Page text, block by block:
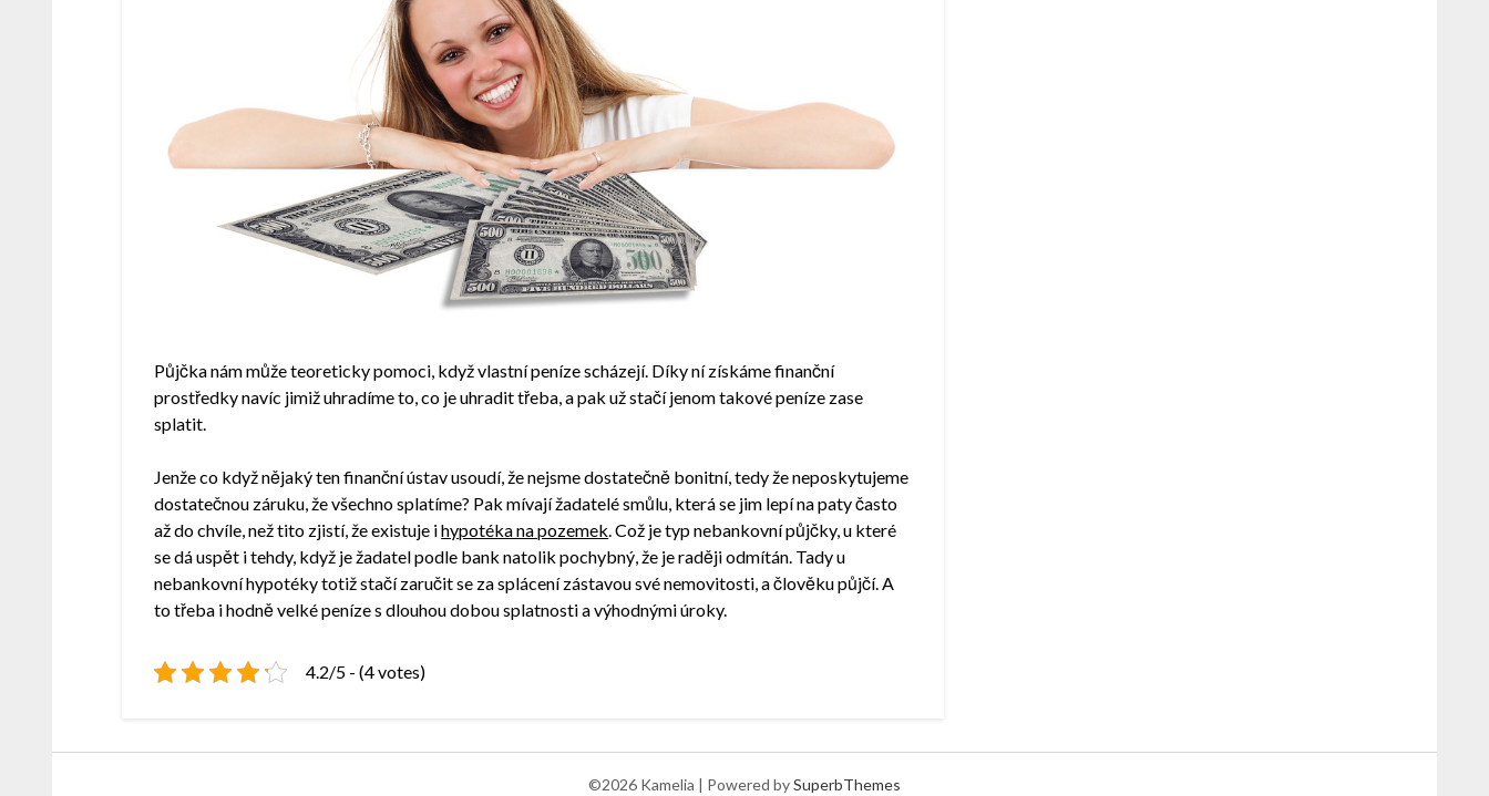
Půjčka nám může teoreticky pomoci, když vlastní peníze scházejí. Díky ní získáme finanční
prostředky navíc jimiž uhradíme to, co je uhradit třeba, a pak už stačí jenom takové peníze zase
splatit.
Jenže co když nějaký ten finanční ústav usoudí, že nejsme dostatečně bonitní, tedy že neposkytujeme
dostatečnou záruku, že všechno splatíme? Pak mívají žadatelé smůlu, která se jim lepí na paty často
až do chvíle, než tito zjistí, že existuje ihypotéka na pozemek. Což je typ nebankovní půjčky, u které
se dá uspět i tehdy, když je žadatel podle bank natolik pochybný, že je raději odmítán. Tady u
nebankovní hypotéky totiž stačí zaručit se za splácení zástavou své nemovitosti, a člověku půjčí. A
to třeba i hodně velké peníze s dlouhou dobou splatnosti a výhodnými úroky.
4.2/5 - (4 votes)
©2026 Kamelia | Powered bySuperbThemes